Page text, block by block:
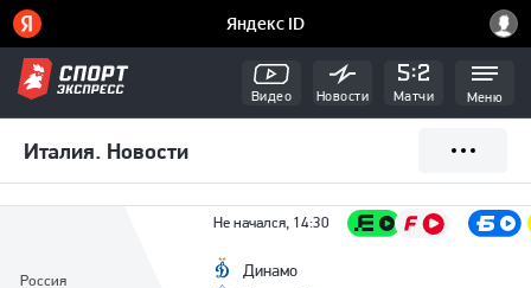
Видео Новости Матчи Меню
Италия. Новости
Россия
Не начался, 14:30
Динамо